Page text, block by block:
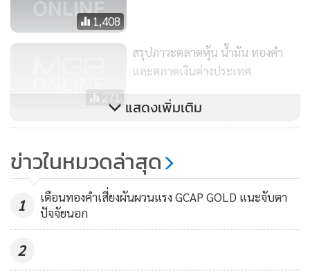
1.04% ปิดที่ 16.373 ดอลลาร์สหรัฐฯ ต่อออนซ์
1,408
271
สรุปภาวะตลาดหุ้น น้ำมัน ทองคำ
และตลาดเงินต่างประเทศ
364
สรุปภาวะตลาดหุ้น น้ำมัน ทองคำ
แสดงเพิ่มเติม
ข่าวในหมวดล่าสุด
1
เตือนทองคำเสี่ยงผันผวนแรง GCAP GOLD แนะจับตา
ปัจจัยนอก
2